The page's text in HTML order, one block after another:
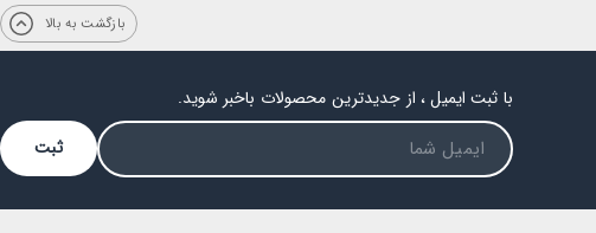
بازگشت به بالا
با ثبت ایمیل ، از جدیدترین محصولات باخبر شوید.
ثبت